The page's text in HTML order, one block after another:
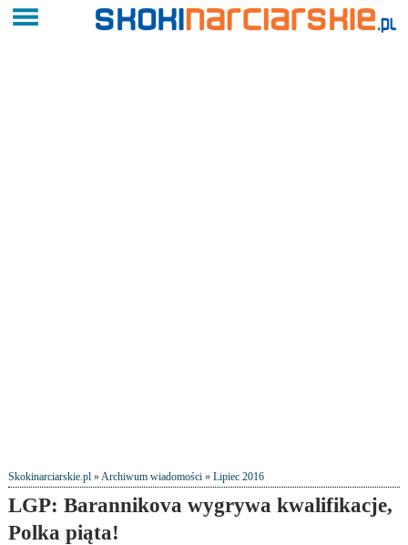
Skokinarciarskie.pl»Archiwum wiadomości» Lipiec 2016
LGP: Barannikova wygrywa kwalifikacje,
Polka piąta!